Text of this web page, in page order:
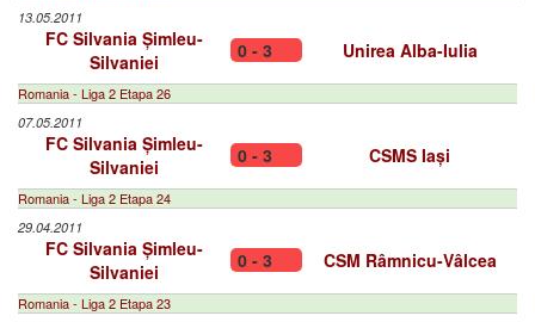
13.05.2011
FC Silvania Șimleu-
Silvaniei
0 - 3 Unirea Alba-Iulia
Romania - Liga 2 Etapa 26
07.05.2011
FC Silvania Șimleu-
Silvaniei
0 - 3 CSMS Iași
Romania - Liga 2 Etapa 24
29.04.2011
FC Silvania Șimleu-
Silvaniei
0 - 3 CSM Râmnicu-Vâlcea
Romania - Liga 2 Etapa 23